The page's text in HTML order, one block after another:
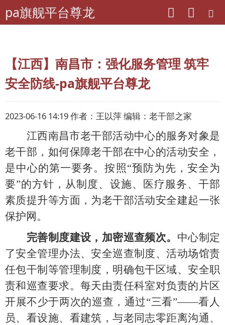
pa旗舰平台尊龙
pa旗舰平台尊龙 离退休干部工作
【江西】南昌市：强化服务管理 筑牢
安全防线-pa旗舰平台尊龙
2023-06-16 14:19 作者：王以萍 编辑：老干部之家
江西南昌市老干部活动中心的服务对象是
老干部，如何保障老干部在中心的活动安全，
是中心的第一要务。按照“预防为先，安全为
要”的方针 ，从制度、设施、医疗服务、干部
素质提升等方面， 为老干部活动安全建起一张
保护网。
完善制度建设，加密巡查频次。 中心制 定
了安全管理办法、安全巡查制度、活动场馆责
任包干制等管理制度 ， 明确包干区域、安全职
责和巡查要求。 每天由责任科室对负责的片区
开展不少于两次的巡查， 通过“三看”——看人
员、看设施、看建筑，与老同志零距离沟通 、